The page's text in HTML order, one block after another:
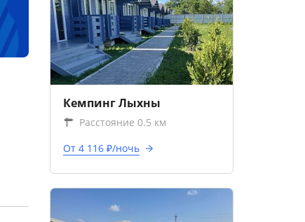
Кемпинг Лыхны
Расстояние 0.5 км
От 4 116 ₽/ночь